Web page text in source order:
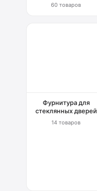
60 товаров
Фурнитура для
стеклянных дверей
14 товаров